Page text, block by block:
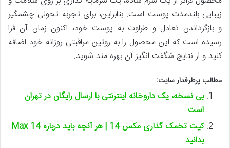
زیبایی بلندمدت پوست است. بنابراین، برای تجربه تحولی چشمگیر
و بازگرداندن تعادل و طراوت به پوست خود، اکنون زمان آن فرا
رسیده است که این محصول را به روتین مراقبتی روزانه خود اضافه
کنید و از نتایج شگفت انگیز آن بهره مند شوید.
مطالب پرطرفدار سایت:
بی نسخه، یک داروخانه اینترنتی با ارسال رایگان در تهران
است
کیت تخمک گذاری مکس 14 | هر آنچه باید درباره Max 14
بدانید